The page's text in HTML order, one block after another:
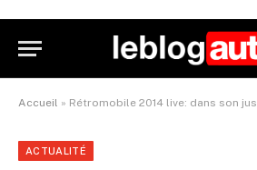
Accueil » Rétromobile 2014 live: dans son jus
ACTUALITÉ